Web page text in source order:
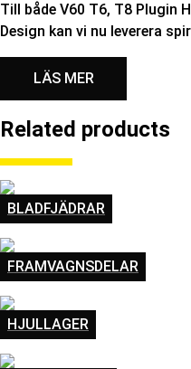
Till både V60 T6, T8 Plugin
Design kan vi nu leverera
LÄS MER
Related products
BLADFJÄDRAR
FRAMVAGNSDELAR
HJULLAGER